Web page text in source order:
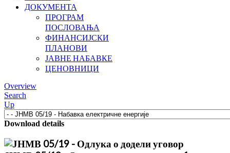
ДОКУМЕНТА
ПРОГРАМ
ПОСЛОВАЊА
ФИНАНСИЈСКИ
ПЛАНОВИ
ЈАВНЕ НАБАВКЕ
ЦЕНОВНИЦИ
Overview
Search
Up
Download details